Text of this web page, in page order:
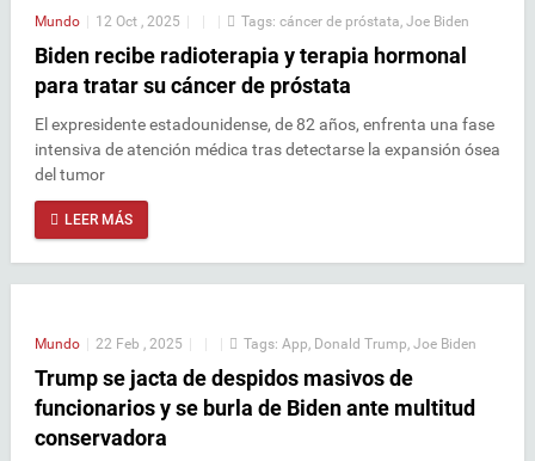
Mundo | 12 Oct , 2025 | | | Tags: cáncer de próstata Joe Biden
Biden recibe radioterapia y terapia hormonal
para tratar su cáncer de próstata
El expresidente estadounidense, de 82 años, enfrenta una fase
intensiva de atención médica tras detectarse la expansión ósea
del tumor
LEER MÁS
Mundo | 22 Feb , 2025 | | | Tags: App Donald Trump Joe Biden
Trump se jacta de despidos masivos de
funcionarios y se burla de Biden ante multitud
conservadora